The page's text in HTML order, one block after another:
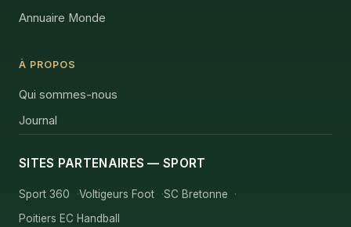
Annuaire Monde
À PROPOS
Qui sommes-nous
Journal
SITES PARTENAIRES — SPORT
Sport 360 Voltigeurs Foot
SC Bretonne
Poitiers EC Handball